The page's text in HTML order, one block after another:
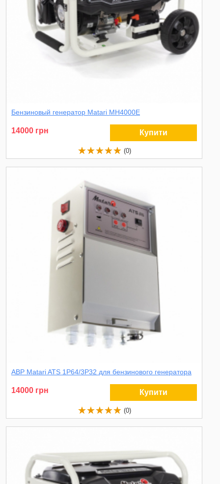
Бензиновый генератор Matari MH4000E
14000 грн Купити
(0)
АВР Matari ATS 1P64/3P32 для бензинового генератора
14000 грн Купити
(0)